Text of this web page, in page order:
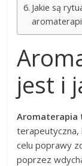
Jakie są
jest i
Aromaterapia
celu poprawy
poprzez